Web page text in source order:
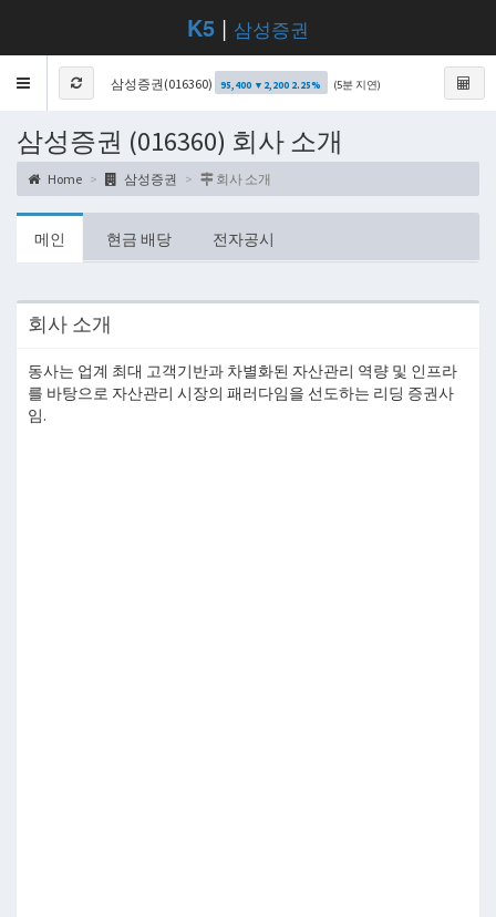
K5 | 삼성증권
Toggle
navigation
삼성증권(016360) 95,400 ▼2,200 2.25% (5분 지연)
삼성증권 (016360) 회사 소개
Home 삼성증권 회사 소개
메인 현금 배당 전자공시
회사 소개
동사는 업계 최대 고객기반과 차별화된 자산관리 역량 및 인프라
를 바탕으로 자산관리 시장의 패러다임을 선도하는 리딩 증권사
임.